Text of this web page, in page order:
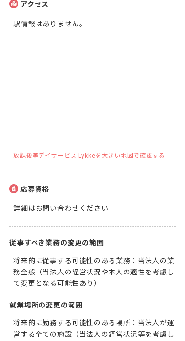
アクセス
駅情報はありません。
放課後等デイサービス Lykkeを大きい地図で確認する
応募資格
詳細はお問い合わせください
従事すべき業務の変更の範囲
将来的に従事する可能性のある業務：当法人の業
務全般（当法人の経営状況や本人の適性を考慮し
て変更となる可能性あり）
就業場所の変更の範囲
将来的に勤務する可能性のある場所：当法人が運
営する全ての施設（当法人の経営状況等を考慮し